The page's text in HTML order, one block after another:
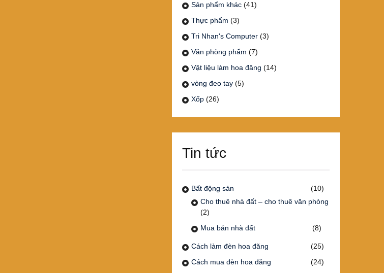
Sản phẩm khác (41)
Thực phẩm (3)
Tri Nhan's Computer (3)
Văn phòng phẩm (7)
Vật liệu làm hoa đăng (14)
vòng đeo tay (5)
Xốp (26)
Tin tức
Bất động sản
(10)
Cho thuê nhà đất – cho thuê văn phòng
(2)
Mua bán nhà đất
(8)
Cách làm đèn hoa đăng
(25)
Cách mua đèn hoa đăng
(24)